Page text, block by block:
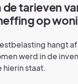
de tarieven
op
hangt af
werd in de
hierin staat.